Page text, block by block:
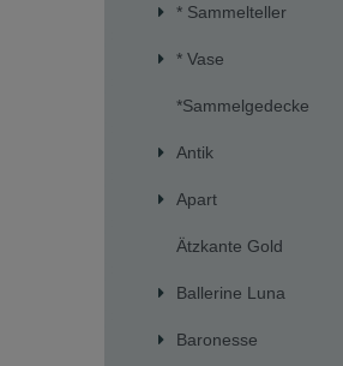
* Sammelteller
* Vase
*Sammelgedecke
Antik
Apart
Ätzkante Gold
Ballerine Luna
Baronesse